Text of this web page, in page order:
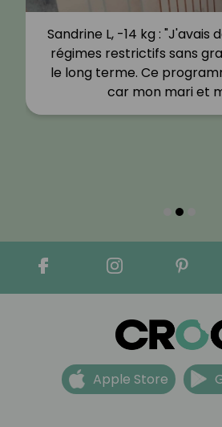
Sandrine L, -14 kg : "J'avais
régimes restrictifs sans
le long terme. Ce
car mon mari et
Apple Store